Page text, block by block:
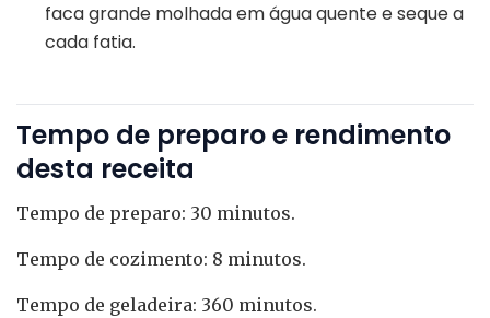
faca grande molhada em água quente e seque a
cada fatia.
Tempo de preparo e rendimento
desta receita
Tempo de preparo: 30 minutos.
Tempo de cozimento: 8 minutos.
Tempo de geladeira: 360 minutos.